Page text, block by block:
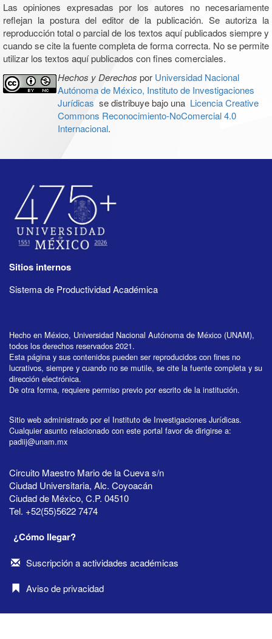
Las opiniones expresadas por los autores no necesariamente
reflejan la postura del editor de la publicación. Se autoriza la
reproducción total o parcial de los textos aquí publicados siempre y
cuando se cite la fuente completa de forma correcta. No se permite
utilizar los textos aquí publicados con fines comerciales.
Hechos y Derechos por Universidad Nacional
Autónoma de México, Instituto de Investigaciones
Jurídicas se distribuye bajo una Licencia Creative
Commons Reconocimiento-NoComercial 4.0
Internacional.
Sitios internos
Sistema de Productividad Académica
Hecho en México, Universidad Nacional Autónoma de México (UNAM),
todos los derechos reservados 2021.
Esta página y sus contenidos pueden ser reproducidos con fines no
lucrativos, siempre y cuando no se mutile, se cite la fuente completa y su
dirección electrónica.
De otra forma, requiere permiso previo por escrito de la institución.
Sitio web administrado por el Instituto de Investigaciones Jurídicas.
Cualquier asunto relacionado con este portal favor de dirigirse a:
padiij@unam.mx
Circuito Maestro Mario de la Cueva s/n
Ciudad Universitaria, Alc. Coyoacán
Ciudad de México, C.P. 04510
Tel. +52(55)5622 7474
¿Cómo llegar?
Suscripción a actividades académicas
Aviso de privacidad